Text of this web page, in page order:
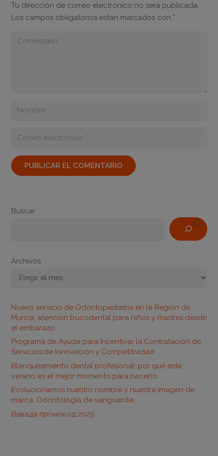
Tu dirección de correo electrónico no será publicada.
Los campos obligatorios están marcados con *
PUBLICAR EL COMENTARIO
Buscar
Archivos
Nuevo servicio de Odontopediatría en la Región de
Murcia: atención bucodental para niños y madres desde
el embarazo
Programa de Ayuda para Incentivar la Contratación de
Servicios de Innovación y Competitividad
Blanqueamiento dental profesional: por qué este
verano es el mejor momento para hacerlo
Evolucionamos nuestro nombre y nuestra imagen de
marca: Odontología de vanguardia
Вавада промокод 2025